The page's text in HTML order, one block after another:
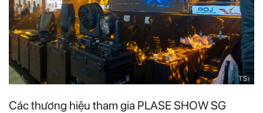
Các thương hiệu tham gia PLASE SHOW SG